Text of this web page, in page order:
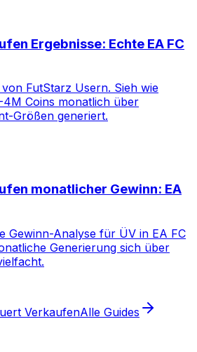
Ergebnisse: Echte EA FC
FutStarz Usern. Sieh wie
Coins monatlich über
Größen generiert.
monatlicher Gewinn: EA
Gewinn-Analyse für ÜV in EA FC
Generierung sich über
VerkaufenAlle Guides